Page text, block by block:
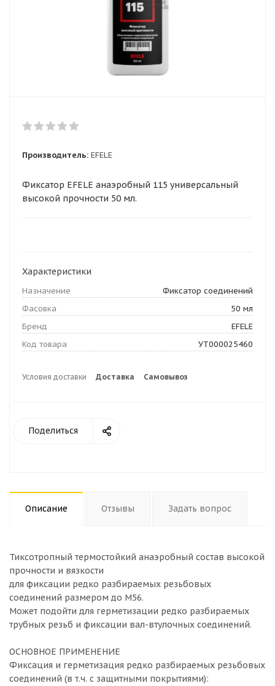
Производитель: EFELE
Фиксатор EFELE анаэробный 115 универсальный
высокой прочности 50 мл.
Характеристики
Назначение
Фиксатор соединений
Фасовка
50 мл
Бренд
EFELE
Код товара
УТ000025460
Условия доставки Доставка Самовывоз
Поделиться
Описание Отзывы Задать вопрос
Тиксотропный термостойкий анаэробный состав высокой
прочности и вязкости
для фиксации редко разбираемых резьбовых
соединений размером до М56.
Может подойти для герметизации редко разбираемых
трубных резьб и фиксации вал-втулочных соединений.
ОСНОВНОЕ ПРИМЕНЕНИЕ
Фиксация и герметизация редко разбираемых резьбовых
соединений (в т.ч. с защитными покрытиями):